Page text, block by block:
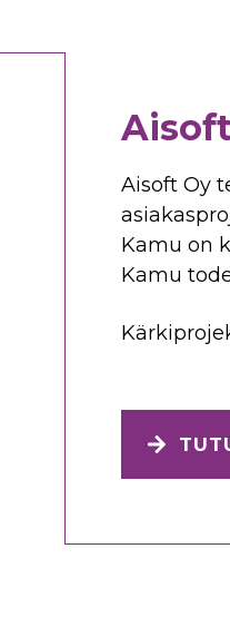
Aisoft Oy
Kamu on
Kamu